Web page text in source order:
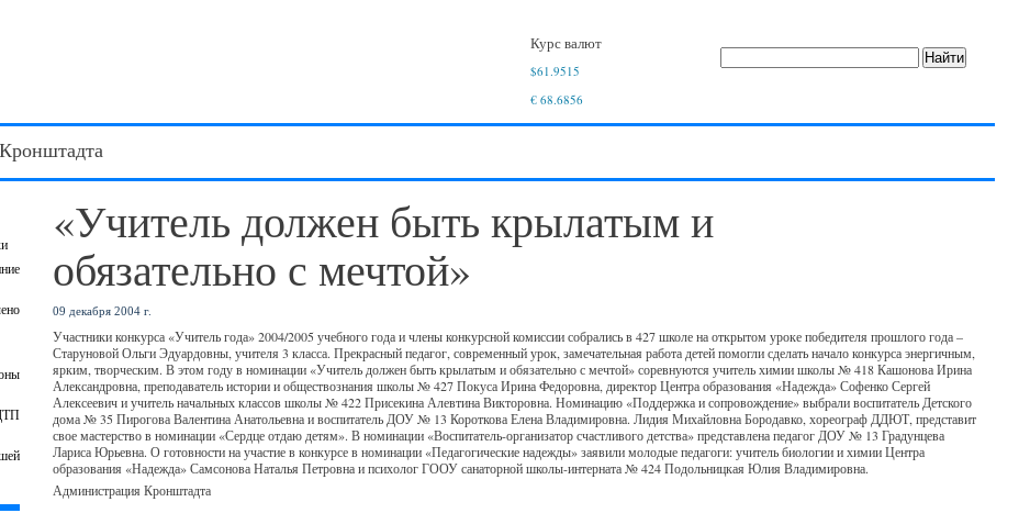
Курс валют
$61.9515
€ 68.6856
«Учитель должен быть крылатым и
обязательно с мечтой»
09 декабря 2004 г.
Участники конкурса «Учитель года» 2004/2005 учебного года и члены конкурсной комиссии собрались в 427 школе на открытом уроке победителя прошлого года –
Старуновой Ольги Эдуардовны, учителя 3 класса. Прекрасный педагог, современный урок, замечательная работа детей помогли сделать начало конкурса энергичным,
ярким, творческим. В этом году в номинации «Учитель должен быть крылатым и обязательно с мечтой» соревнуются учитель химии школы № 418 Кашонова Ирина
Александровна, преподаватель истории и обществознания школы № 427 Покуса Ирина Федоровна, директор Центра образования «Надежда» Софенко Сергей
Алексеевич и учитель начальных классов школы № 422 Присекина Алевтина Викторовна. Номинацию «Поддержка и сопровождение» выбрали воспитатель Детского
дома № 35 Пирогова Валентина Анатольевна и воспитатель ДОУ № 13 Короткова Елена Владимировна. Лидия Михайловна Бородавко, хореограф ДДЮТ, представит
свое мастерство в номинации «Сердце отдаю детям». В номинации «Воспитатель-организатор счастливого детства» представлена педагог ДОУ № 13 Градунцева
Лариса Юрьевна. О готовности на участие в конкурсе в номинации «Педагогические надежды» заявили молодые педагоги: учитель биологии и химии Центра
образования «Надежда» Самсонова Наталья Петровна и психолог ГООУ санаторной школы-интерната № 424 Подольницкая Юлия Владимировна.
Администрация Кронштадта